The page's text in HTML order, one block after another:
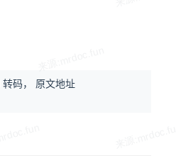
转码， 原文地址